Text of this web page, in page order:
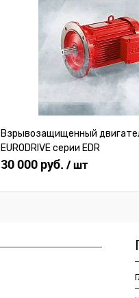
Взрывозащищенный
EURODRIVE серии EDR
30 000 руб. / шт